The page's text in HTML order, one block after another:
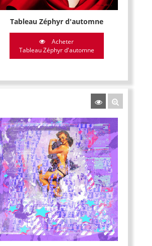
Tableau Zéphyr d'automne
Acheter
Tableau Zéphyr d'automne